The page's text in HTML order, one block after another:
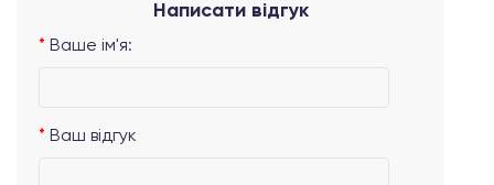
Написати відгук
Ваше ім'я:
Ваш відгук